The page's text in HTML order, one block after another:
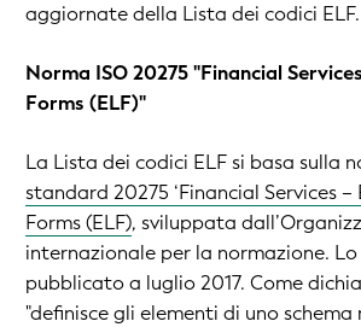
aggiornate della Lista dei codici ELF.
Norma ISO 20275 "Financial
Forms (ELF)"
La Lista dei codici ELF si basa sulla
standard 20275 ‘Financial Services
Forms (ELF), sviluppata
internazionale per la normazione.
pubblicato a luglio 2017. Come
"definisce gli elementi di uno